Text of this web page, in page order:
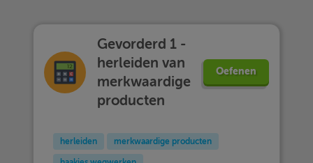
Gevorderd 1 -
herleiden van
merkwaardige
producten
Oefenen
herleiden merkwaardige producten